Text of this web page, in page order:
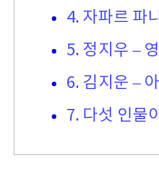
4. 자파르 파
5. 정지우 –
6. 김지운 –
7. 다섯 인물